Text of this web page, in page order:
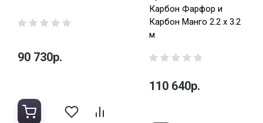
90 730р.
Карбон Фарфор и
Карбон Манго 2.2 х 3.2
м
110 640р.